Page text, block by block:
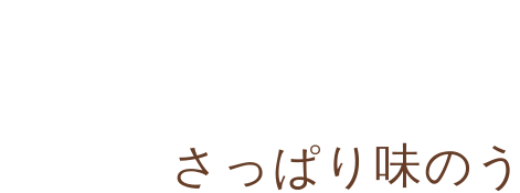
さっぱり味の